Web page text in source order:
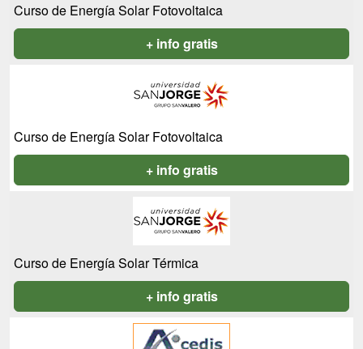
Curso de Energía Solar Fotovoltaica
+ info gratis
Curso de Energía Solar Fotovoltaica
+ info gratis
Curso de Energía Solar Térmica
+ info gratis